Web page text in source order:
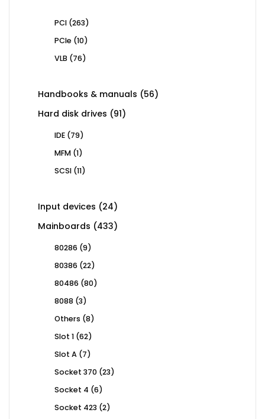
PCI 263263
PCIe 1010
VLB 7676
Handbooks & manuals 5656
Hard disk drives 9191
IDE 7979
MFM 11
SCSI 1111
Input devices 2424
products
Mainboards 433433
80286 99
80386 2222
80486 8080
8088 33
Others 88
Slot 1 6262
Slot A 77
Socket 370 2323
Socket 4 66
Socket 423 22